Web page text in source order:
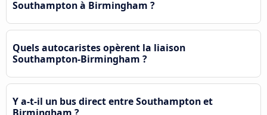
Southampton à Birmingham ?
Quels autocaristes opèrent la liaison
Southampton-Birmingham ?
Y a-t-il un bus direct entre Southampton et